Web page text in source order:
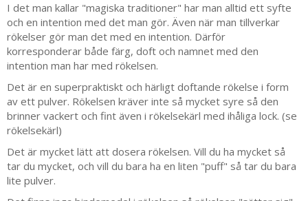
I det man kallar "magiska traditioner" har man alltid ett syfte
och en intention med det man gör. Även när man tillverkar
rökelser gör man det med en intention. Därför
korresponderar både färg, doft och namnet med den
intention man har med rökelsen.
Det är en superpraktiskt och härligt doftande rökelse i form
av ett pulver. Rökelsen kräver inte så mycket syre så den
brinner vackert och fint även i rökelsekärl med ihåliga lock. (se
rökelsekärl)
Det är mycket lätt att dosera rökelsen. Vill du ha mycket så
tar du mycket, och vill du bara ha en liten "puff" så tar du bara
lite pulver.